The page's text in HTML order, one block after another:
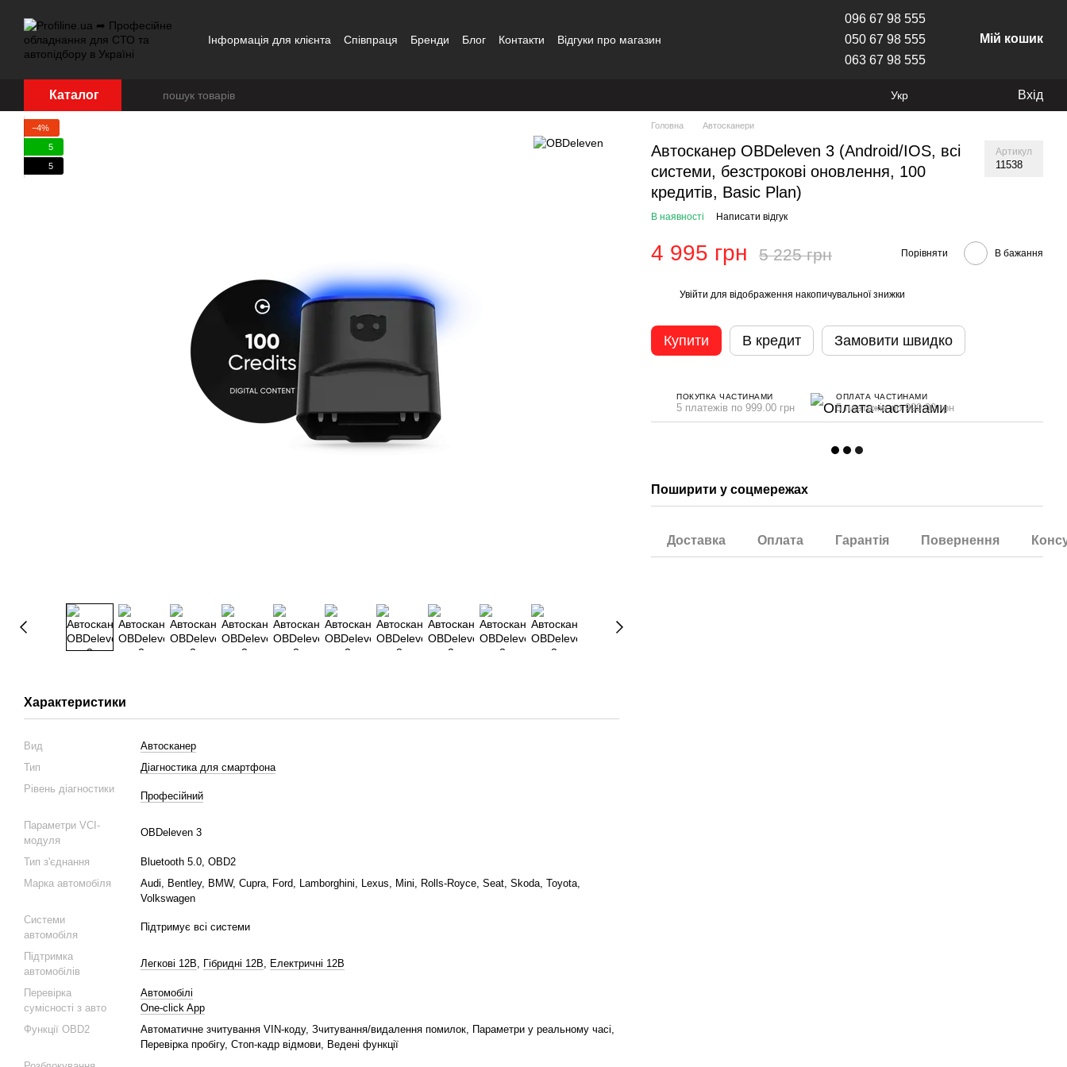
Інформація для клієнта Співпраця Бренди Блог Контакти Відгуки про магазин
096 67 98 555
050 67 98 555
063 67 98 555
Мій кошик
Каталог Укр Вхід
−4%
5
5
Характеристики
Вид
Автосканер
Тип
Діагностика для смартфона
Рівень діагностики
Професійний
Параметри VCI-
модуля
OBDeleven 3
Тип з'єднання
Bluetooth 5.0, OBD2
Марка автомобіля
Audi, Bentley, BMW, Cupra, Ford, Lamborghini, Lexus, Mini, Rolls-Royce, Seat, Skoda, Toyota,
Volkswagen
Системи
автомобіля
Підтримує всі системи
Підтримка
автомобілів
Легкові 12В, Гібридні 12В, Електричні 12В
Перевірка
сумісності з авто
Автомобілі
One-click App
Функції OBD2
Автоматичне зчитування VIN-коду, Зчитування/видалення помилок, Параметри у реальному часі,
Перевірка пробігу, Стоп-кадр відмови, Ведені функції
Головна Автосканери
Автосканер OBDeleven 3 (Android/IOS, всі
системи, безстрокові оновлення, 100
кредитів, Basic Plan)
Артикул
11538
В наявності Написати відгук
4 995 грн 5 225 грн Порівняти В бажання
Увійти для відображення накопичувальної знижки
Купити В кредит Замовити швидко
ПОКУПКА ЧАСТИНАМИ
5 платежів по 999.00 грн
ОПЛАТА ЧАСТИНАМИ
5 платежів по 999.00 грн
Поширити у соцмережах
Доставка Оплата Гарантія Повернення